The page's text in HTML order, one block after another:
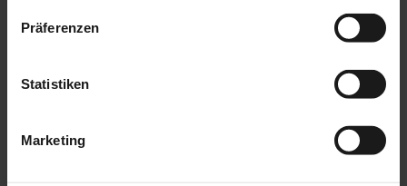
Präferenzen
Statistiken
Marketing
Wissen, das nicht versickert. Der
Erhalten Sie unseren kostenlosen Newsletter mit Praxistipps,